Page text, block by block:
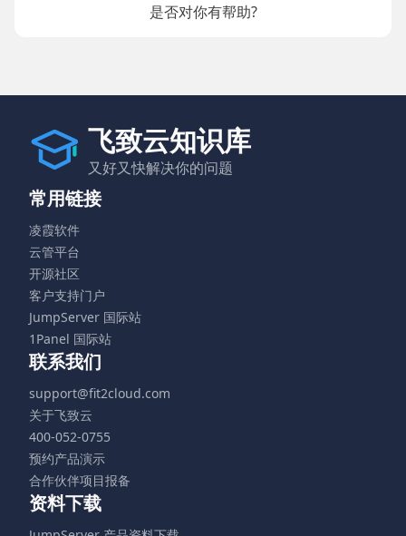
是否对你有帮助?
飞致云知识库
又好又快解决你的问题
常用链接
凌霞软件
云管平台
开源社区
客户支持门户
JumpServer 国际站
1Panel 国际站
联系我们
support@fit2cloud.com
关于飞致云
400-052-0755
预约产品演示
合作伙伴项目报备
资料下载